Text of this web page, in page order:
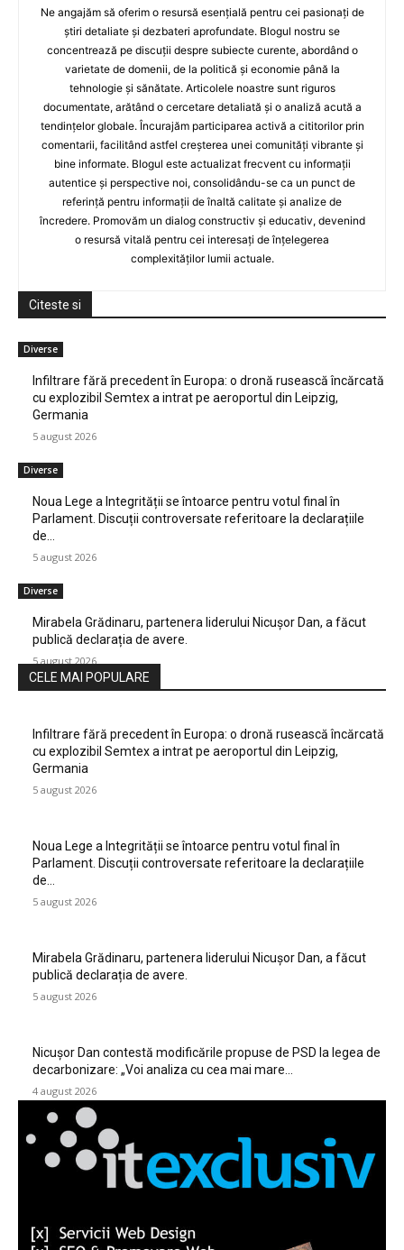
Ne angajăm să oferim o resursă esențială pentru cei pasionați de
știri detaliate și dezbateri aprofundate. Blogul nostru se
concentrează pe discuții despre subiecte curente, abordând o
varietate de domenii, de la politică și economie până la
tehnologie și sănătate. Articolele noastre sunt riguros
documentate, arătând o cercetare detaliată și o analiză acută a
tendințelor globale. Încurajăm participarea activă a cititorilor prin
comentarii, facilitând astfel creșterea unei comunități vibrante și
bine informate. Blogul este actualizat frecvent cu informații
autentice și perspective noi, consolidându-se ca un punct de
referință pentru informații de înaltă calitate și analize de
încredere. Promovăm un dialog constructiv și educativ, devenind
o resursă vitală pentru cei interesați de înțelegerea
complexităților lumii actuale.
Citeste si
Diverse
Infiltrare fără precedent în Europa: o dronă rusească încărcată
cu explozibil Semtex a intrat pe aeroportul din Leipzig,
Germania
5 august 2026
Diverse
Noua Lege a Integrității se întoarce pentru votul final în
Parlament. Discuții controversate referitoare la declarațiile
de…
5 august 2026
Diverse
Mirabela Grădinaru, partenera liderului Nicușor Dan, a făcut
publică declarația de avere.
5 august 2026
CELE MAI POPULARE
Infiltrare fără precedent în Europa: o dronă rusească încărcată
cu explozibil Semtex a intrat pe aeroportul din Leipzig,
Germania
5 august 2026
Noua Lege a Integrității se întoarce pentru votul final în
Parlament. Discuții controversate referitoare la declarațiile
de…
5 august 2026
Mirabela Grădinaru, partenera liderului Nicușor Dan, a făcut
publică declarația de avere.
5 august 2026
Nicușor Dan contestă modificările propuse de PSD la legea de
decarbonizare: „Voi analiza cu cea mai mare…
4 august 2026